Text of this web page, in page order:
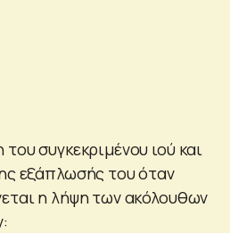
συγκεκριμένου ιού και
εξάπλωσής του όταν
η λήψη των ακόλουθων